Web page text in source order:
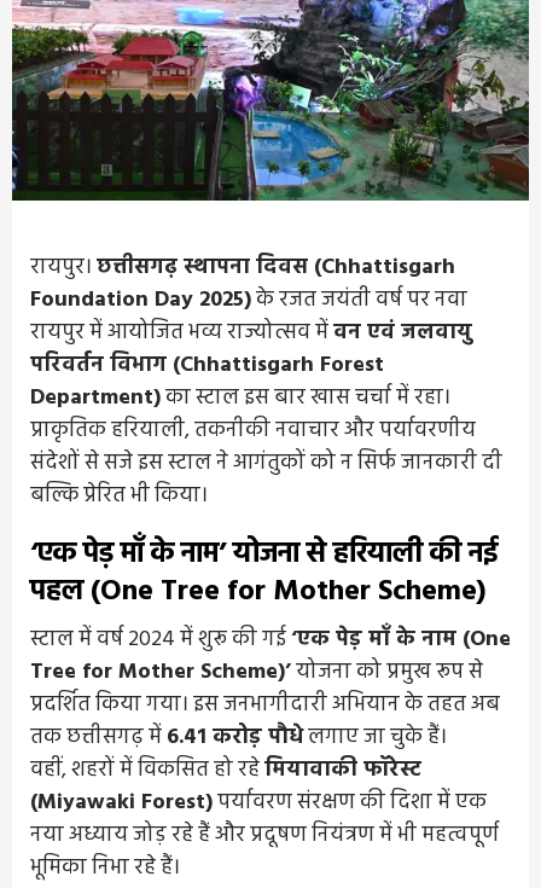
रायपुर।छत्तीसगढ़ स्थापना दिवस (Chhattisgarh
Foundation Day 2025)के रजत जयंती वर्ष पर नवा
रायपुर में आयोजित भव्य राज्योत्सव मेंवन एवं जलवायु
परिवर्तन विभाग (Chhattisgarh Forest
Department)का स्टाल इस बार खास चर्चा में रहा।
प्राकृतिक हरियाली, तकनीकी नवाचार और पर्यावरणीय
संदेशों से सजे इस स्टाल ने आगंतुकों को न सिर्फ जानकारी दी
बल्कि प्रेरित भी किया।
‘एक पेड़ माँ के नाम’ योजना से हरियाली की नई
पहल (One Tree for Mother Scheme)
स्टाल में वर्ष 2024 में शुरू की गई‘एक पेड़ माँ के नाम (One
Tree for Mother Scheme)’योजना को प्रमुख रूप से
प्रदर्शित किया गया। इस जनभागीदारी अभियान के तहत अब
तक छत्तीसगढ़ में6.41 करोड़ पौधेलगाए जा चुके हैं।
वहीं, शहरों में विकसित हो रहेमियावाकी फॉरेस्ट
(Miyawaki Forest)पर्यावरण संरक्षण की दिशा में एक
नया अध्याय जोड़ रहे हैं और प्रदूषण नियंत्रण में भी महत्वपूर्ण
भूमिका निभा रहे हैं।